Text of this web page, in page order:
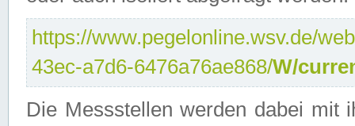
https://www.pegelonline.wsv.de/
43ec-a7d6-6476a76ae868/W/
Die Messstellen werden dabei mit